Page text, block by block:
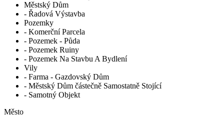
Městský Dům
- Řadová Výstavba
Pozemky
- Komerční Parcela
- Pozemek - Půda
- Pozemek Ruiny
- Pozemek Na Stavbu A Bydlení
Vily
- Farma - Gazdovský Dům
- Městský Dům částečně Samostatně Stojící
- Samotný Objekt
Město